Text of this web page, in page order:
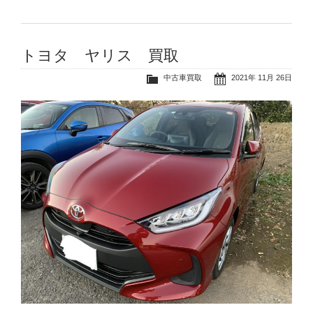
トヨタ ヤリス 買取
2021年 11月 26日
中古車買取